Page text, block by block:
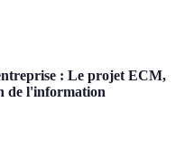
: Le projet ECM,
de l'information